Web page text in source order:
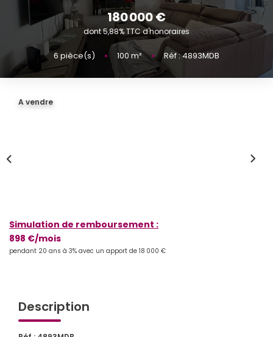
ESTIMER
GESTION LOCATIVE
180 000 €
dont 5,88% TTC d'honoraires
6 pièce(s) • 100 m² • Réf : 4893MDB
A vendre
Simulation de remboursement :
898 €/mois
pendant 20 ans à 3% avec un apport de 18 000 €
Description